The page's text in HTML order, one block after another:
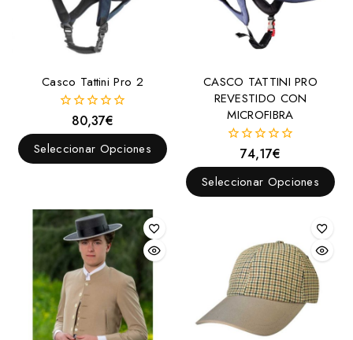
Casco Tattini Pro 2
fuera
de
80,37€
Seleccionar Opciones
CASCO TATTINI PRO
REVESTIDO CON
MICROFIBRA
fuera
de
74,17€
Seleccionar Opciones